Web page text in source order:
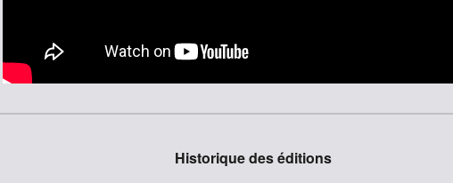
Historique des éditions